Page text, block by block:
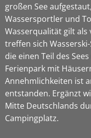
großen See
Wassersportler und
Wasserqualität gilt als
treffen sich
die einen Teil des
Ferienpark mit
Annehmlichkeiten ist
entstanden. Ergänzt
Mitte Deutschlands
Campingplatz.